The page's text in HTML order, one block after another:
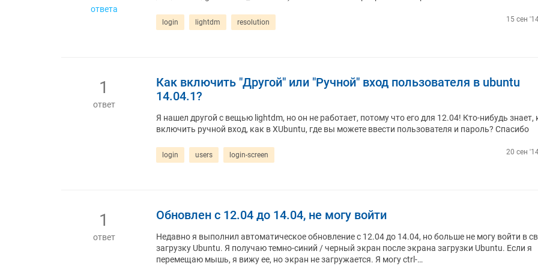
ответа
login lightdm resolution 15 сен
1
ответ
Как включить "Другой" или "Ручной" вход пользователя в ubuntu
14.04.1?
Я нашел другой с вещью lightdm, но он не работает, потому что его для 12.04! Кто-нибудь знает,
включить ручной вход, как в XUbuntu, где вы можете ввести пользователя и пароль? Спасибо
login users login-screen 20 сен
1
ответ
Обновлен с 12.04 до 14.04, не могу войти
Недавно я выполнил автоматическое обновление с 12.04 до 14.04, но больше не могу войти в
загрузку Ubuntu. Я получаю темно-синий / черный экран после экрана загрузки Ubuntu. Если я
перемещаю мышь, я вижу ее, но экран не загружается. Я могу ctrl-…